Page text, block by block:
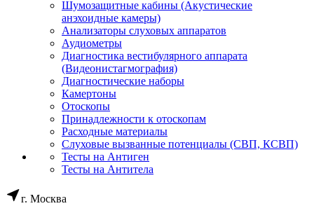
Шумозащитные кабины (Акустические
анэхоидные камеры)
Анализаторы слуховых аппаратов
Аудиометры
Диагностика вестибулярного аппарата
(Видеонистагмография)
Диагностические наборы
Камертоны
Отоскопы
Принадлежности к отоскопам
Расходные материалы
Слуховые вызванные потенциалы (СВП, КСВП)
Тесты на Антиген
Тесты на Антитела
г. Москва